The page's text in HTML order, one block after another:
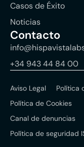
Casos de Éxito
Noticias
Contacto
+34 943 44 84 00
Aviso Legal
Política
Política de Cookies
Canal de denuncias
Política de seguridad